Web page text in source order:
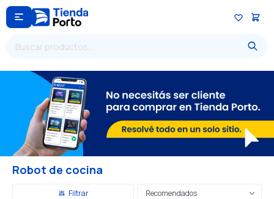

Robot de cocina
Recomendados